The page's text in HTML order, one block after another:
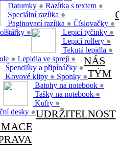
Datumky ● Razítka s textem ●
Speciální razítka ●
Paginovací razítka ● Číslovačky ●
● Lepicí tyčinky ●
Lepicí rollery ●
Tekutá lepidla ●
● Lepidla ve spreji ●
Špendlíky a připínáčky ●
Kovové klipy ● Sponky ●
Batohy na notebook ●
Tašky na notebook ●
Kufry ●
desky ●
NÁS
TÝM
UDRŽITELNOST